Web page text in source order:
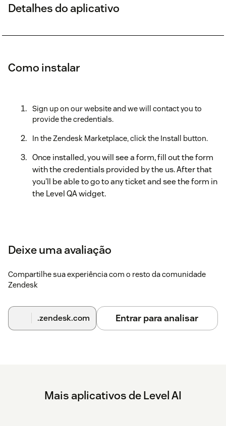
Detalhes do aplicativo
Como instalar
Sign up on our website and we will contact you to
provide the credentials.
In the Zendesk Marketplace, click the Install button.
Once installed, you will see a form, fill out the form
with the credentials provided by the us. After that
you'll be able to go to any ticket and see the form in
the Level QA widget.
Deixe uma avaliação
Compartilhe sua experiência com o resto da comunidade
Zendesk
.zendesk.com Entrar para analisar
Mais aplicativos de Level AI